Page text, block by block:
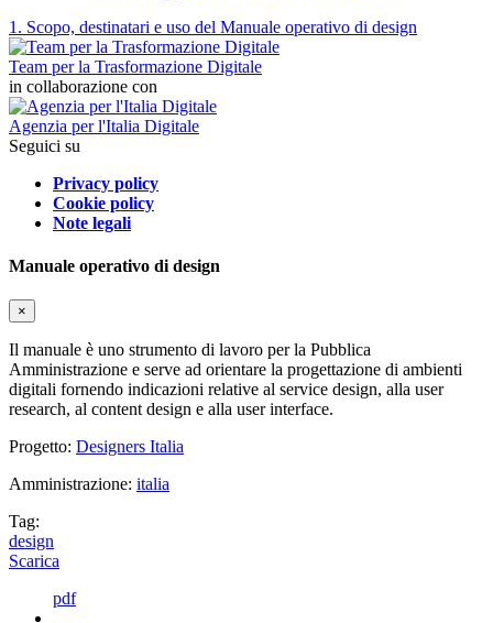
1. Scopo, destinatari e uso del Manuale operativo di design
Team per la Trasformazione Digitale
in collaborazione con
Agenzia per l'Italia Digitale
Seguici su
Privacy policy
Cookie policy
Note legali
Manuale operativo di design
×
Il manuale è uno strumento di lavoro per la Pubblica
Amministrazione e serve ad orientare la progettazione di ambienti
digitali fornendo indicazioni relative al service design, alla user
research, al content design e alla user interface.
Progetto: Designers Italia
Amministrazione: italia
Tag:
design
Scarica
pdf